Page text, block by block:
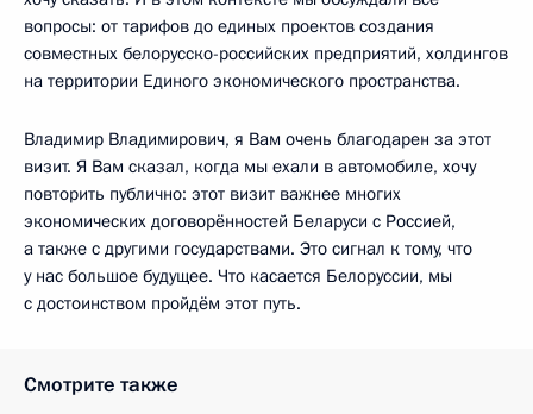
вопросы: от тарифов до единых проектов создания
совместных белорусско-российских предприятий, холдингов
на территории Единого экономического пространства.
Владимир Владимирович, я Вам очень благодарен за этот
визит. Я Вам сказал, когда мы ехали в автомобиле, хочу
повторить публично: этот визит важнее многих
экономических договорённостей Беларуси с Россией,
а также с другими государствами. Это сигнал к тому, что
у нас большое будущее. Что касается Белоруссии, мы
с достоинством пройдём этот путь.
Смотрите также